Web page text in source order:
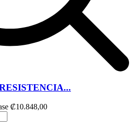
₡10.848,00